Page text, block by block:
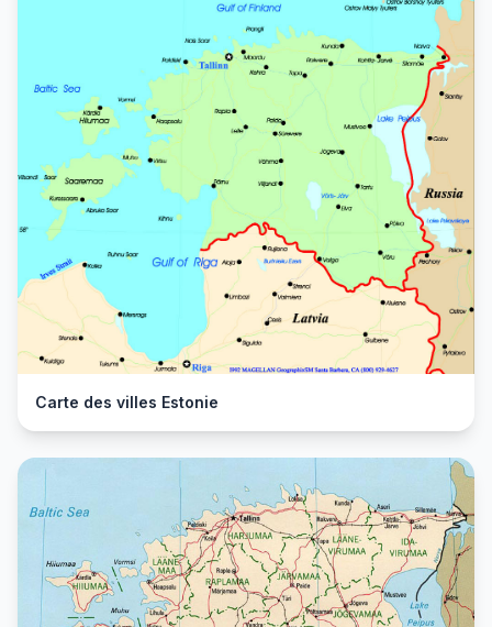
Carte des villes Estonie